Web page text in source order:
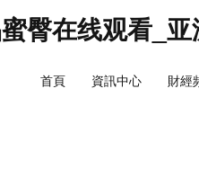
臀在线观看_
首頁 資訊中心 財經